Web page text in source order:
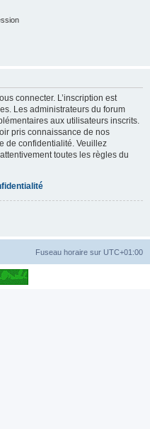
connecter. L’inscription est
Les administrateurs du forum
aux utilisateurs inscrits.
pris connaissance de nos
de confidentialité. Veuillez
toutes les règles du
Fuseau horaire sur UTC+01:00